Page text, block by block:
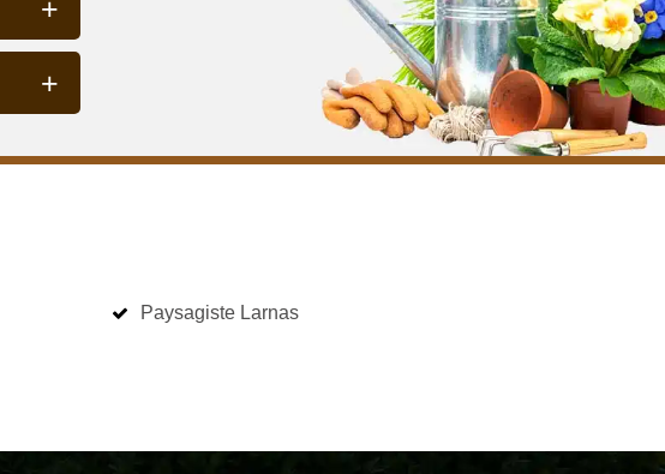
Paysagiste Larnas